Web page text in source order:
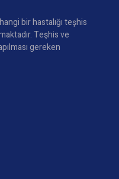
bir hastalığı teşhis
Teşhis ve
gereken